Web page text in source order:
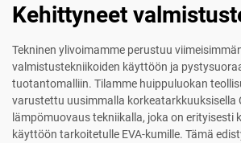
Kehittyneet
Tekninen ylivoimamme perustuu
valmistustekniikoiden käyttöön ja
tuotantomalliin. Tilamme huippuluokan
varustettu uusimmalla korkeatarkkuuksisella
lämpömuovaus tekniikalla, joka on erityisesti
käyttöön tarkoitetulle EVA-kumille. Tämä